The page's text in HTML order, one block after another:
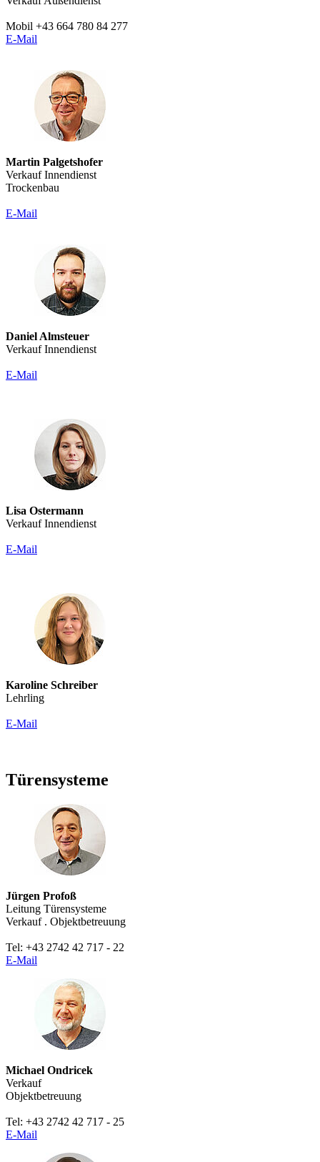
Mobil +43 664 780 84 277
E-Mail
Martin Palgetshofer
Verkauf Innendienst
Trockenbau
E-Mail
Daniel Almsteuer
Verkauf Innendienst
E-Mail
Lisa Ostermann
Verkauf Innendienst
E-Mail
Karoline Schreiber
Lehrling
E-Mail
Türensysteme
Jürgen Profoß
Leitung Türensysteme
Verkauf . Objektbetreuung
Tel: +43 2742 42 717 - 22
E-Mail
Michael Ondricek
Verkauf
Objektbetreuung
Tel: +43 2742 42 717 - 25
E-Mail